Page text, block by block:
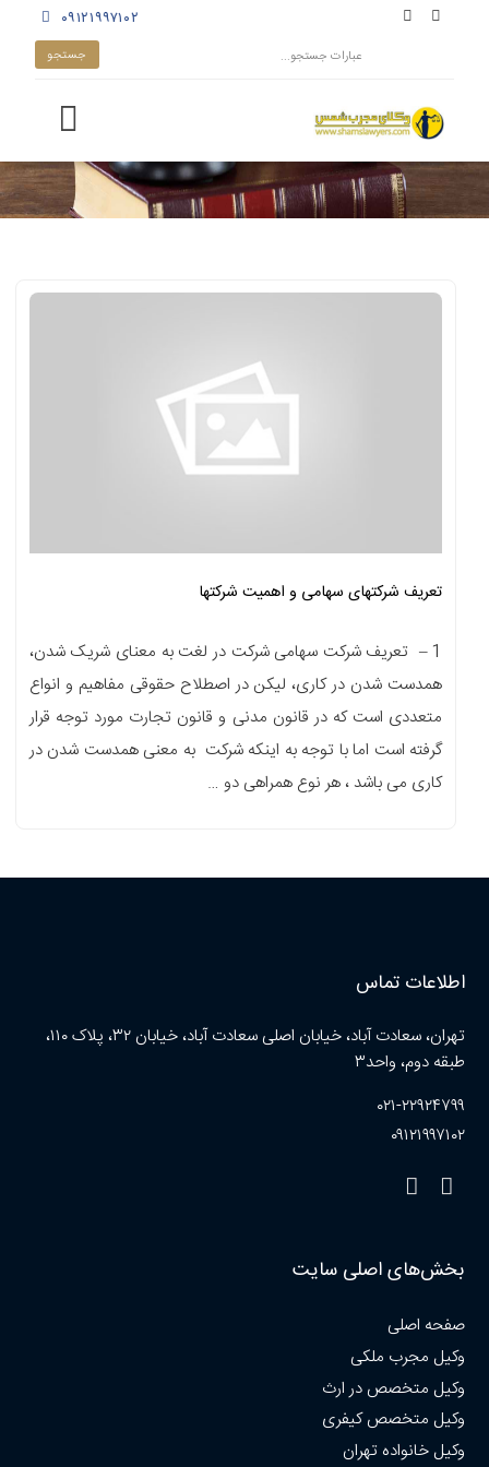
۰۹۱۲۱۹۹۷۱۰۲
تعریف شرکتهای سهامی و اهمیت شرکتها
1 – تعریف شرکت سهامی شرکت در لغت به معنای شریک شدن،
همدست شدن در کاری، لیکن در اصطلاح حقوقی مفاهیم و انواع
متعددی است که در قانون مدنی و قانون تجارت مورد توجه قرار
گرفته است اما با توجه به اینکه شرکت به معنی همدست شدن در
کاری می باشد ، هر نوع همراهی دو …
اطلاعات تماس
تهران، سعادت آباد، خیابان اصلی سعادت آباد، خیابان ۳۲، پلاک ۱۱۰،
طبقه دوم، واحد۳
۰۲۱-۲۲۹۲۴۷۹۹
۰۹۱۲۱۹۹۷۱۰۲
بخش‌های اصلی سایت
صفحه اصلی
وکیل مجرب ملکی
وکیل متخصص در ارث
وکیل متخصص کیفری
وکیل خانواده تهران